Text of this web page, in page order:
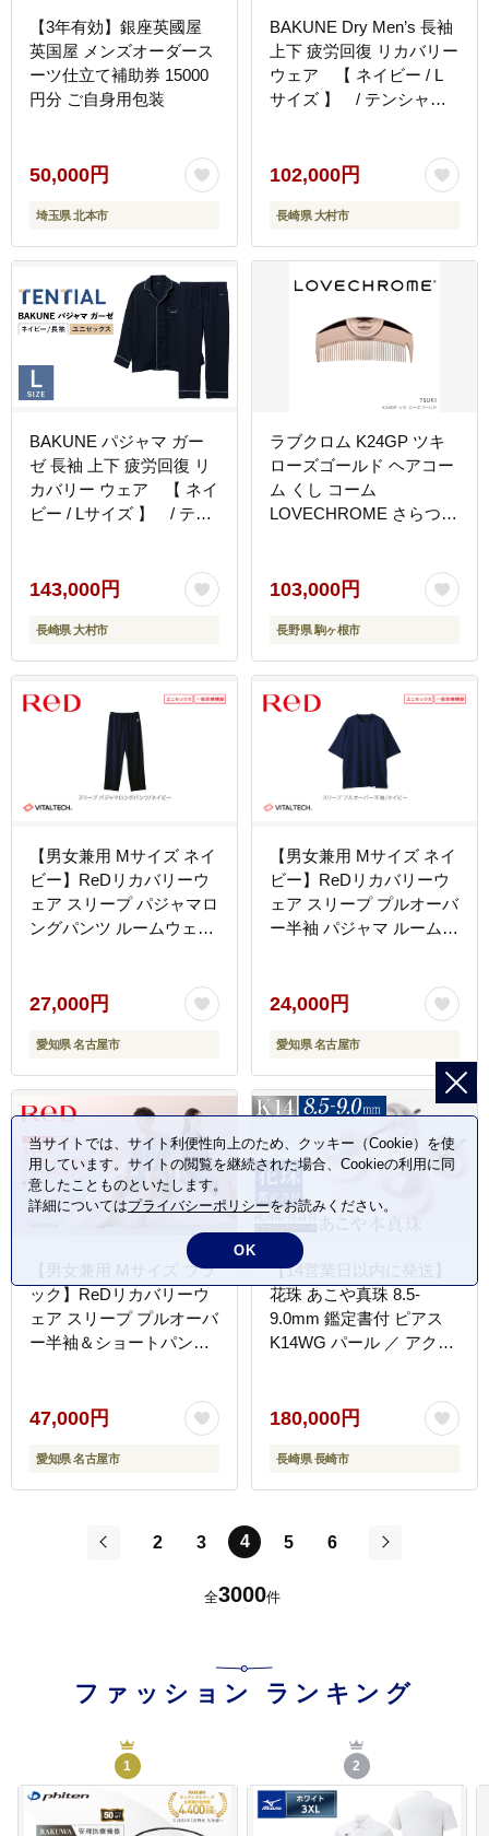
【3年有効】銀座英國屋
英国屋 メンズオーダース
ーツ仕立て補助券 15000
円分 ご自身用包装
50,000円
埼玉県 北本市
BAKUNE Dry Men’s 長袖
上下 疲労回復 リカバリー
ウェア 【 ネイビー / L
サイズ 】 / テンシャル
ェット / 大村市 / 株式会
社TENTIAL [ACAD043]
102,000円
長崎県 大村市
BAKUNE パジャマ ガー
ゼ 長袖 上下 疲労回復 リ
カバリー ウェア 【 ネイ
ビー / Lサイズ 】 / テン
復 スウェット / 大村市 /
[ACAD068]
143,000円
長崎県 大村市
ラブクロム K24GP ツキ
ローズゴールド ヘアコー
ム くし コーム
LOVECHROME さらつや
103,000円
長野県 駒ヶ根市
【男女兼用 Mサイズ ネイ
ビー】ReDリカバリーウ
ェア スリープ パジャマロ
ングパンツ ルームウェア
ック
27,000円
愛知県 名古屋市
【男女兼用 Mサイズ ネイ
ビー】ReDリカバリーウ
ェア スリープ プルオーバ
ー半袖 パジャマ ルームウ
ック
24,000円
愛知県 名古屋市
【男女兼用 Mサイズ ブラ
ック】ReDリカバリーウ
ェア スリープ プルオーバ
ー半袖＆ショートパンツ
進 一般医療機器 バイタル
47,000円
愛知県 名古屋市
【14営業日以内に発送】
花珠 あこや真珠 8.5-
9.0mm 鑑定書付 ピアス
K14WG パール ／ アクセ
180,000円
長崎県 長崎市
2 3 4 5
6
全3000件
ファッション ランキング
1 2
当サイトでは、サイト利便性向上のため、クッキー（Cookie）を使
用しています。サイトの閲覧を継続された場合、Cookieの利用に同
意したことものといたします。
詳細についてはプライバシーポリシーをお読みください。
OK